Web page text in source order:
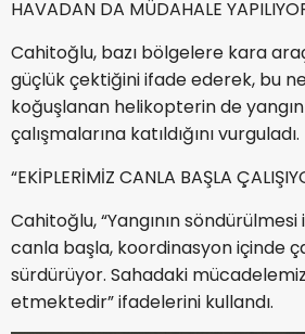
HAVADAN DA MÜDAHALE
Cahitoğlu, bazı bölgelere kara
güçlük çektiğini ifade ederek, bu
koğuşlanan helikopterin de
çalışmalarına katıldığını vurguladı.
“EKİPLERİMİZ CANLA BAŞLA
Cahitoğlu, “Yangının
canla başla, koordinasyon içinde
sürdürüyor. Sahadaki
etmektedir” ifadelerini kullandı.